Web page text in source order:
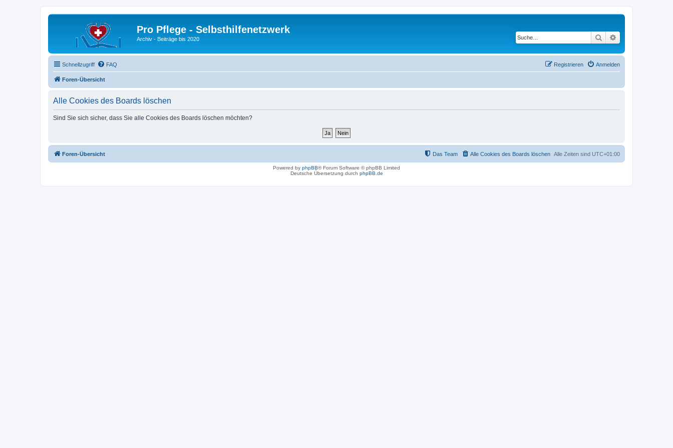
Pro Pflege - Selbsthilfenetzwerk
Archiv - Beiträge bis 2020 Suche
Schnellzugriff FAQ Anmelden
Registrieren
Foren-Übersicht
Alle Cookies des Boards löschen
Sind Sie sich sicher, dass Sie alle Cookies des Boards löschen möchten?
Foren-Übersicht Alle Zeiten sind UTC+01:00
Alle Cookies des Boards löschen
Das Team
Powered by phpBB® Forum Software © phpBB Limited
Deutsche Übersetzung durch phpBB.de